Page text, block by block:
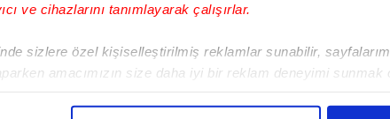
ve cihazlarını tanımlayarak çalışırlar.
sizlere özel kişiselleştirilmiş reklamlar sunabilir,
amacımızın size daha iyi bir reklam deneyimi